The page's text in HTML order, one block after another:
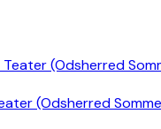
(Odsherred